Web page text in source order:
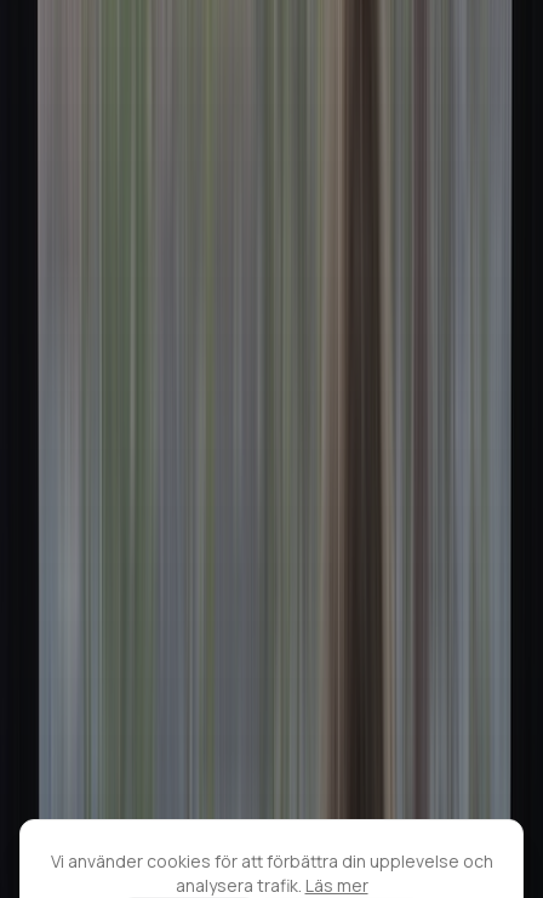
Vi använder cookies för att förbättra din upplevelse och
analysera trafik. Läs mer